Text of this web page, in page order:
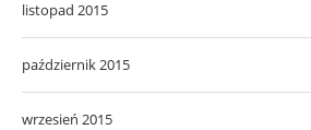
listopad 2015
październik 2015
wrzesień 2015